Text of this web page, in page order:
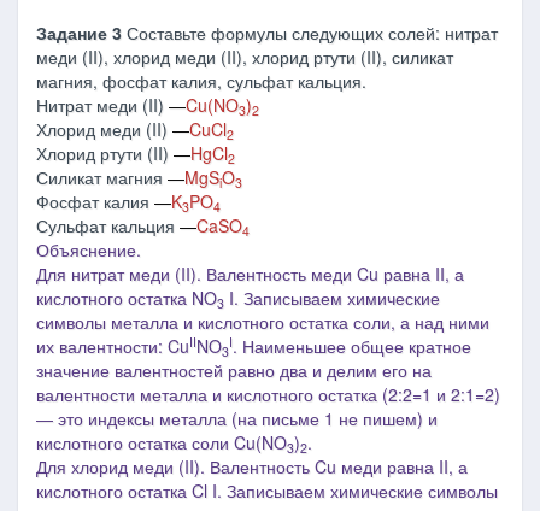
Задание 3 Составьте формулы следующих солей: нитрат
меди (II), хлорид меди (II), хлорид ртути (II), силикат
магния, фосфат калия, сульфат кальция.
Нитрат меди (II) ―Cu(NO3)2
Хлорид меди (II) ―CuCl2
Хлорид ртути (II) ―HgCl2
Силикат магния ―MgSiO3
Фосфат калия ―K3PO4
Сульфат кальция ―CaSO4
Объяснение.
Для нитрат меди (II). Валентность меди Cu равна II, а
кислотного остатка NO3 I. Записываем химические
символы металла и кислотного остатка соли, а над ними
их валентности: CuIINO3
I. Наименьшее общее кратное
значение валентностей равно два и делим его на
валентности металла и кислотного остатка (2:2=1 и 2:1=2)
― это индексы металла (на письме 1 не пишем) и
кислотного остатка соли Cu(NO3)2.
Для хлорид меди (II). Валентность Cu меди равна II, а
кислотного остатка Cl I. Записываем химические символы